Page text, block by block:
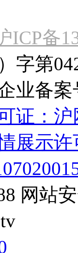
ICP备
字第
业备案
证：
展示许
网站